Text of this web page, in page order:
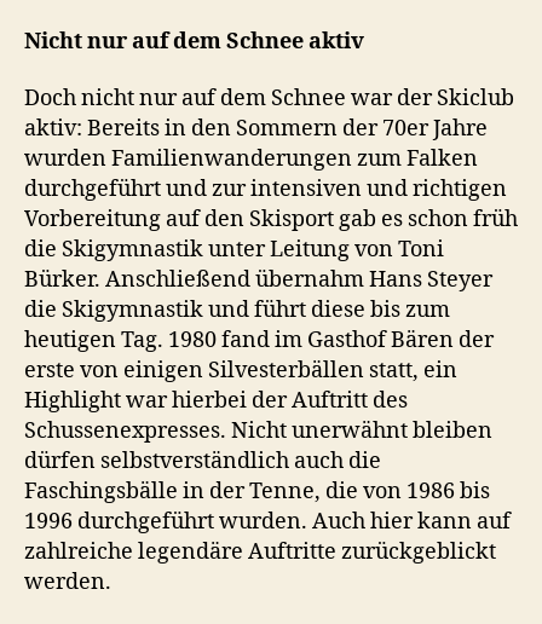
Nicht nur auf dem Schnee aktiv
Doch nicht nur auf dem Schnee war der Skiclub
aktiv: Bereits in den Sommern der 70er Jahre
wurden Familienwanderungen zum Falken
durchgeführt und zur intensiven und richtigen
Vorbereitung auf den Skisport gab es schon früh
die Skigymnastik unter Leitung von Toni
Bürker. Anschließend übernahm Hans Steyer
die Skigymnastik und führt diese bis zum
heutigen Tag. 1980 fand im Gasthof Bären der
erste von einigen Silvesterbällen statt, ein
Highlight war hierbei der Auftritt des
Schussenexpresses. Nicht unerwähnt bleiben
dürfen selbstverständlich auch die
Faschingsbälle in der Tenne, die von 1986 bis
1996 durchgeführt wurden. Auch hier kann auf
zahlreiche legendäre Auftritte zurückgeblickt
werden.